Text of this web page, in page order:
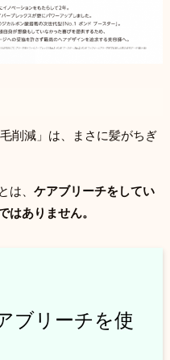
削減」は、まさに髪がちぎ
は、 ケアブリーチをしてい
はありません。
ブリーチを使